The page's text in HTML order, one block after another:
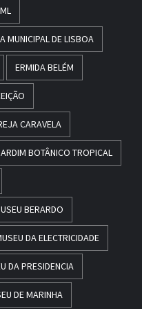
MUNICIPAL DE LISBOA
ERMIDA BELÉM
CARAVELA
BOTÂNICO TROPICAL
BERARDO
DA ELECTRICIDADE
DA PRESIDENCIA
DE MARINHA